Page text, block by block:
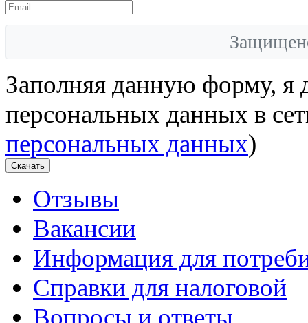
Заполняя данную форму, я
персональных данных в
персональных данных)
Скачать
Отзывы
Вакансии
Информация для
Справки для налоговой
Вопросы и ответы